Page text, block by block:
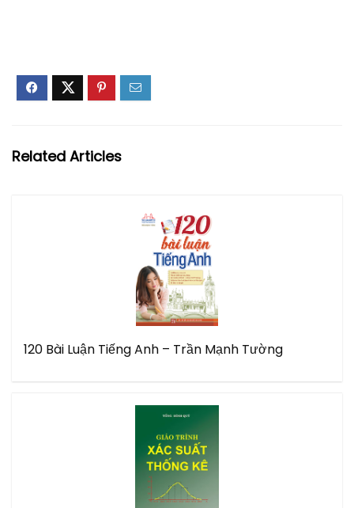
Related Articles
120 Bài Luận Tiếng Anh – Trần Mạnh Tường